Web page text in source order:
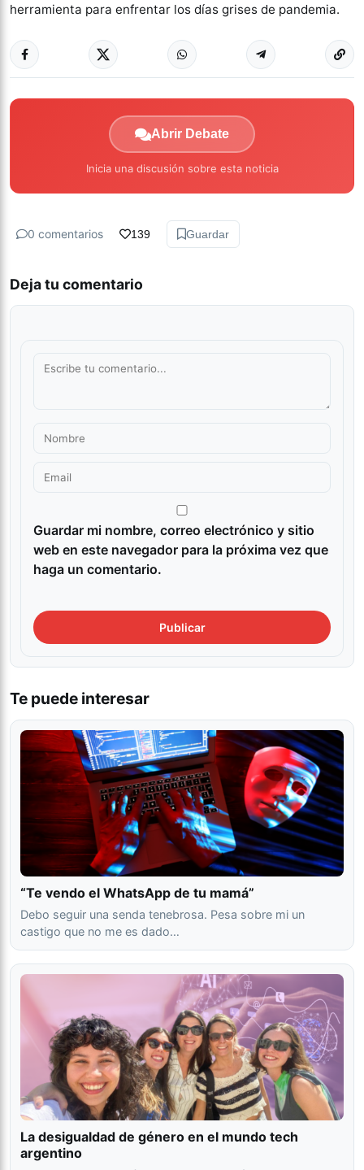
herramienta para enfrentar los días grises de pandemia.
Abrir Debate
Inicia una discusión sobre esta noticia
0 comentarios 139 Guardar
Deja tu comentario
Guardar mi nombre, correo electrónico y sitio
web en este navegador para la próxima vez que
haga un comentario.
Te puede interesar
“Te vendo el WhatsApp de tu mamá”
Debo seguir una senda tenebrosa. Pesa sobre mi un
castigo que no me es dado…
La desigualdad de género en el mundo tech
argentino